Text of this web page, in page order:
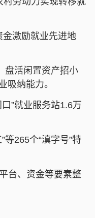
金激励就业先进地
盘活闲置资产招小
吸纳能力。
”就业服务站1.6万
265个“滇字号”特
台、资金等要素整